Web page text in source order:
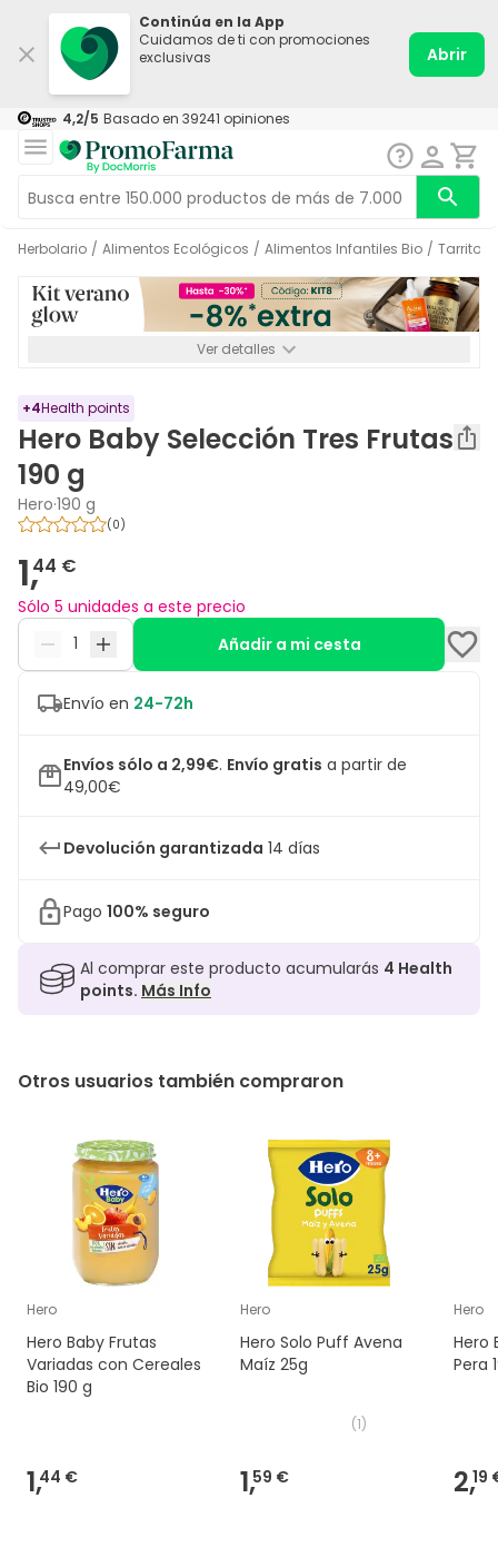
Continúa en la App
Cuidamos de ti con promociones
exclusivas
Abrir
4,2/5 Basado en 39241 opiniones
Herbolario / Alimentos Ecológicos / Alimentos Infantiles Bio /
Ver detalles
+4Health points
Hero Baby Selección Tres Frutas
190 g
Hero·190 g
(0)
1,44 €
Sólo 5 unidades a este precio
Añadir a mi cesta
Envío en 24-72h
Envíos sólo a 2,99€. Envío gratis a partir de
49,00€
Devolución garantizada 14 días
Pago 100% seguro
Al comprar este producto acumularás 4 Health
points. Más Info
Otros usuarios también compraron
Hero
Hero Baby Frutas
Variadas con Cereales
Bio 190 g
1,44 €
Hero
Hero Solo Puff Avena
Maíz 25g
(1)
1,59 €
Hero
Hero
Pera
2,19